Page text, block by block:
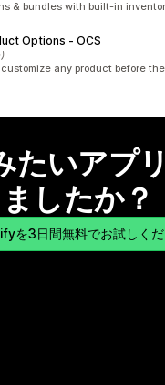
& bundles with built-in
Options ‑ OCS
any product before
たいアプ
ましたか？
を3日間無料でお試しく